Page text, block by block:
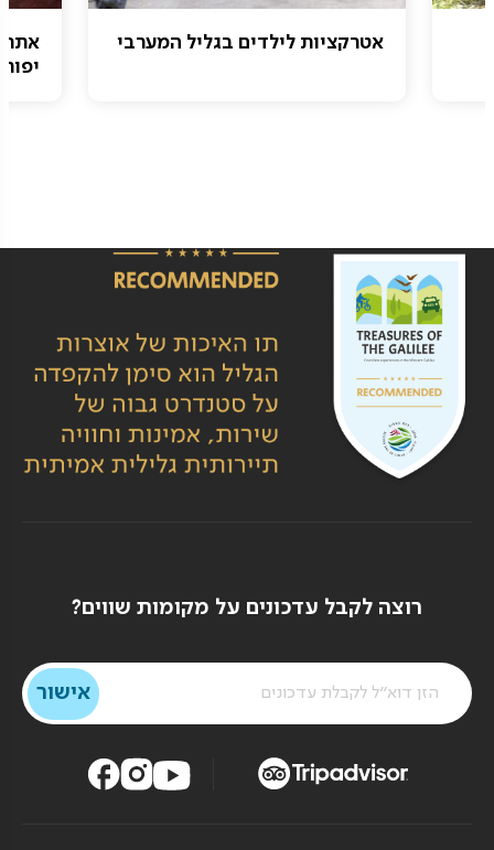
אטרקציות לילדים בגליל המערבי
רוצה לקבל עדכונים על מקומות שווים?